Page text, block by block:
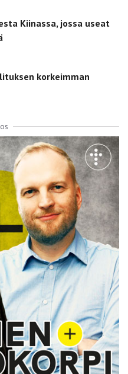
Kiinassa, jossa useat
korkeimman